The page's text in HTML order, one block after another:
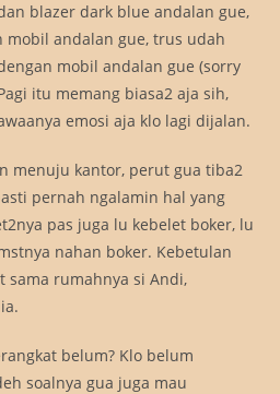
blazer dark blue andalan gue,
mobil andalan gue, trus udah
mobil andalan gue (sorry
itu memang biasa2 aja sih,
emosi aja klo lagi dijalan.
menuju kantor, perut gua tiba2
pernah ngalamin hal yang
pas juga lu kebelet boker, lu
nahan boker. Kebetulan
sama rumahnya si Andi,
belum? Klo belum
soalnya gua juga mau